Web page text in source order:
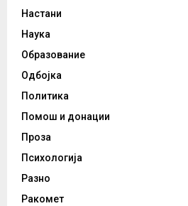
Настани
Наука
Образование
Одбојка
Политика
Помош и донации
Проза
Психологија
Разно
Ракомет